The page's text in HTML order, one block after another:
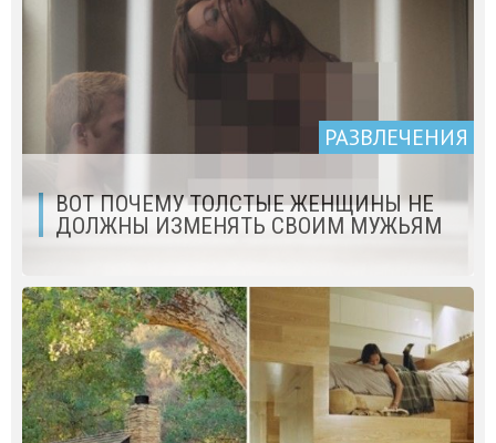
РАЗВЛЕЧЕНИЯ
ВОТ ПОЧЕМУ ТОЛСТЫЕ ЖЕНЩИНЫ НЕ
ДОЛЖНЫ ИЗМЕНЯТЬ СВОИМ МУЖЬЯМ